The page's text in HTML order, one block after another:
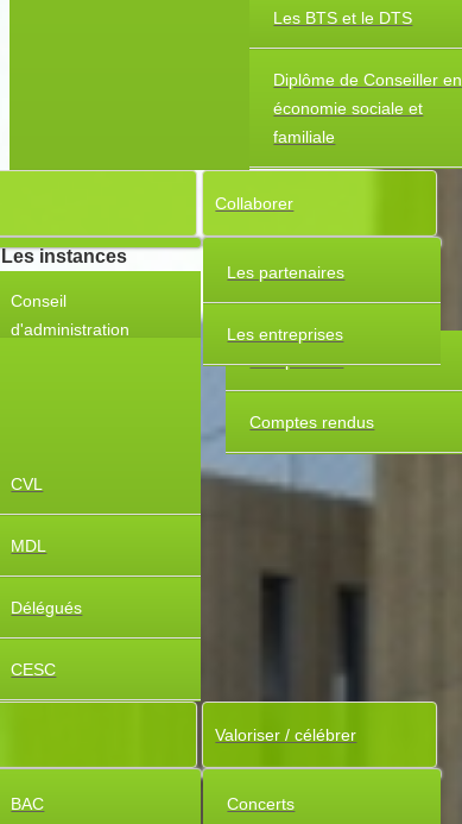
Les BTS et le DTS
Diplôme de Conseiller en
économie sociale et
familiale
Les instances
Conseil
d'administration
Composition
Comptes rendus
CVL
MDL
Délégués
CESC
Collaborer
Les partenaires
Les entreprises
BAC
Valoriser / célébrer
Concerts